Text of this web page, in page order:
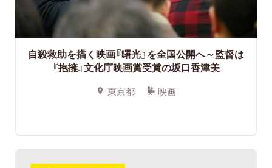
自殺救助を描く映画『曙光』を全国公開へ～監督は
『抱擁』文化庁映画賞受賞の坂口香津美
東京都 映画